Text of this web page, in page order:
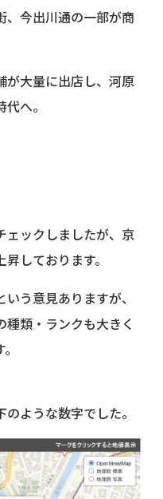
、今出川通の一部が商
が大量に出店し、河原
へ。
ェックしましたが、京
しております。
う意見ありますが、
類・ランクも大きく
のような数字でした。